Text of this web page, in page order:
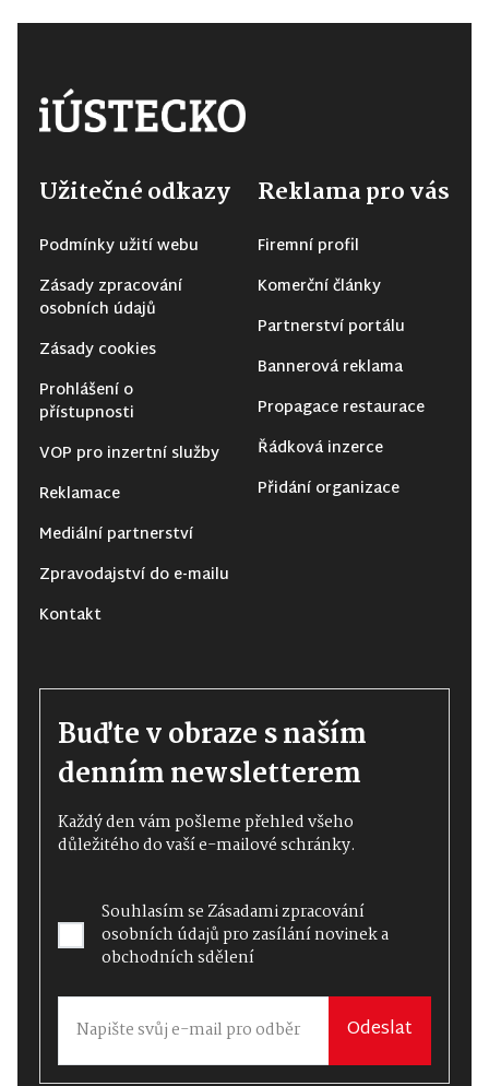
Užitečné odkazy
Podmínky užití webu
Zásady zpracování
osobních údajů
Zásady cookies
Prohlášení o
přístupnosti
VOP pro inzertní služby
Reklamace
Mediální partnerství
Zpravodajství do e-mailu
Kontakt
Reklama pro vás
Firemní profil
Komerční články
Partnerství portálu
Bannerová reklama
Propagace restaurace
Řádková inzerce
Přidání organizace
Buďte v obraze s naším
denním newsletterem
Každý den vám pošleme přehled všeho
důležitého do vaší e-mailové schránky.
Souhlasím seZásadami zpracování
osobních údajůpro zasílání novinek a
obchodních sdělení
Odeslat